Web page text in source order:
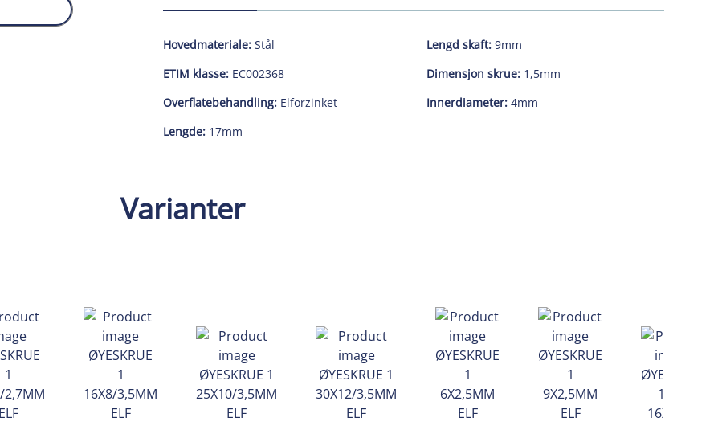
Hovedmateriale: Stål
ETIM klasse: EC002368
Overflatebehandling: Elforzinket
Lengde: 17mm
Lengd skaft: 9mm
Dimensjon skrue: 1,5mm
Innerdiameter: 4mm
Varianter